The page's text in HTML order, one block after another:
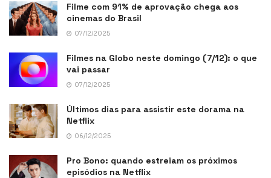
Filme com 91% de aprovação chega aos
cinemas do Brasil
07/12/2025
Filmes na Globo neste domingo (7/12): o que
vai passar
07/12/2025
Últimos dias para assistir este dorama na
Netflix
06/12/2025
Pro Bono: quando estreiam os próximos
episódios na Netflix